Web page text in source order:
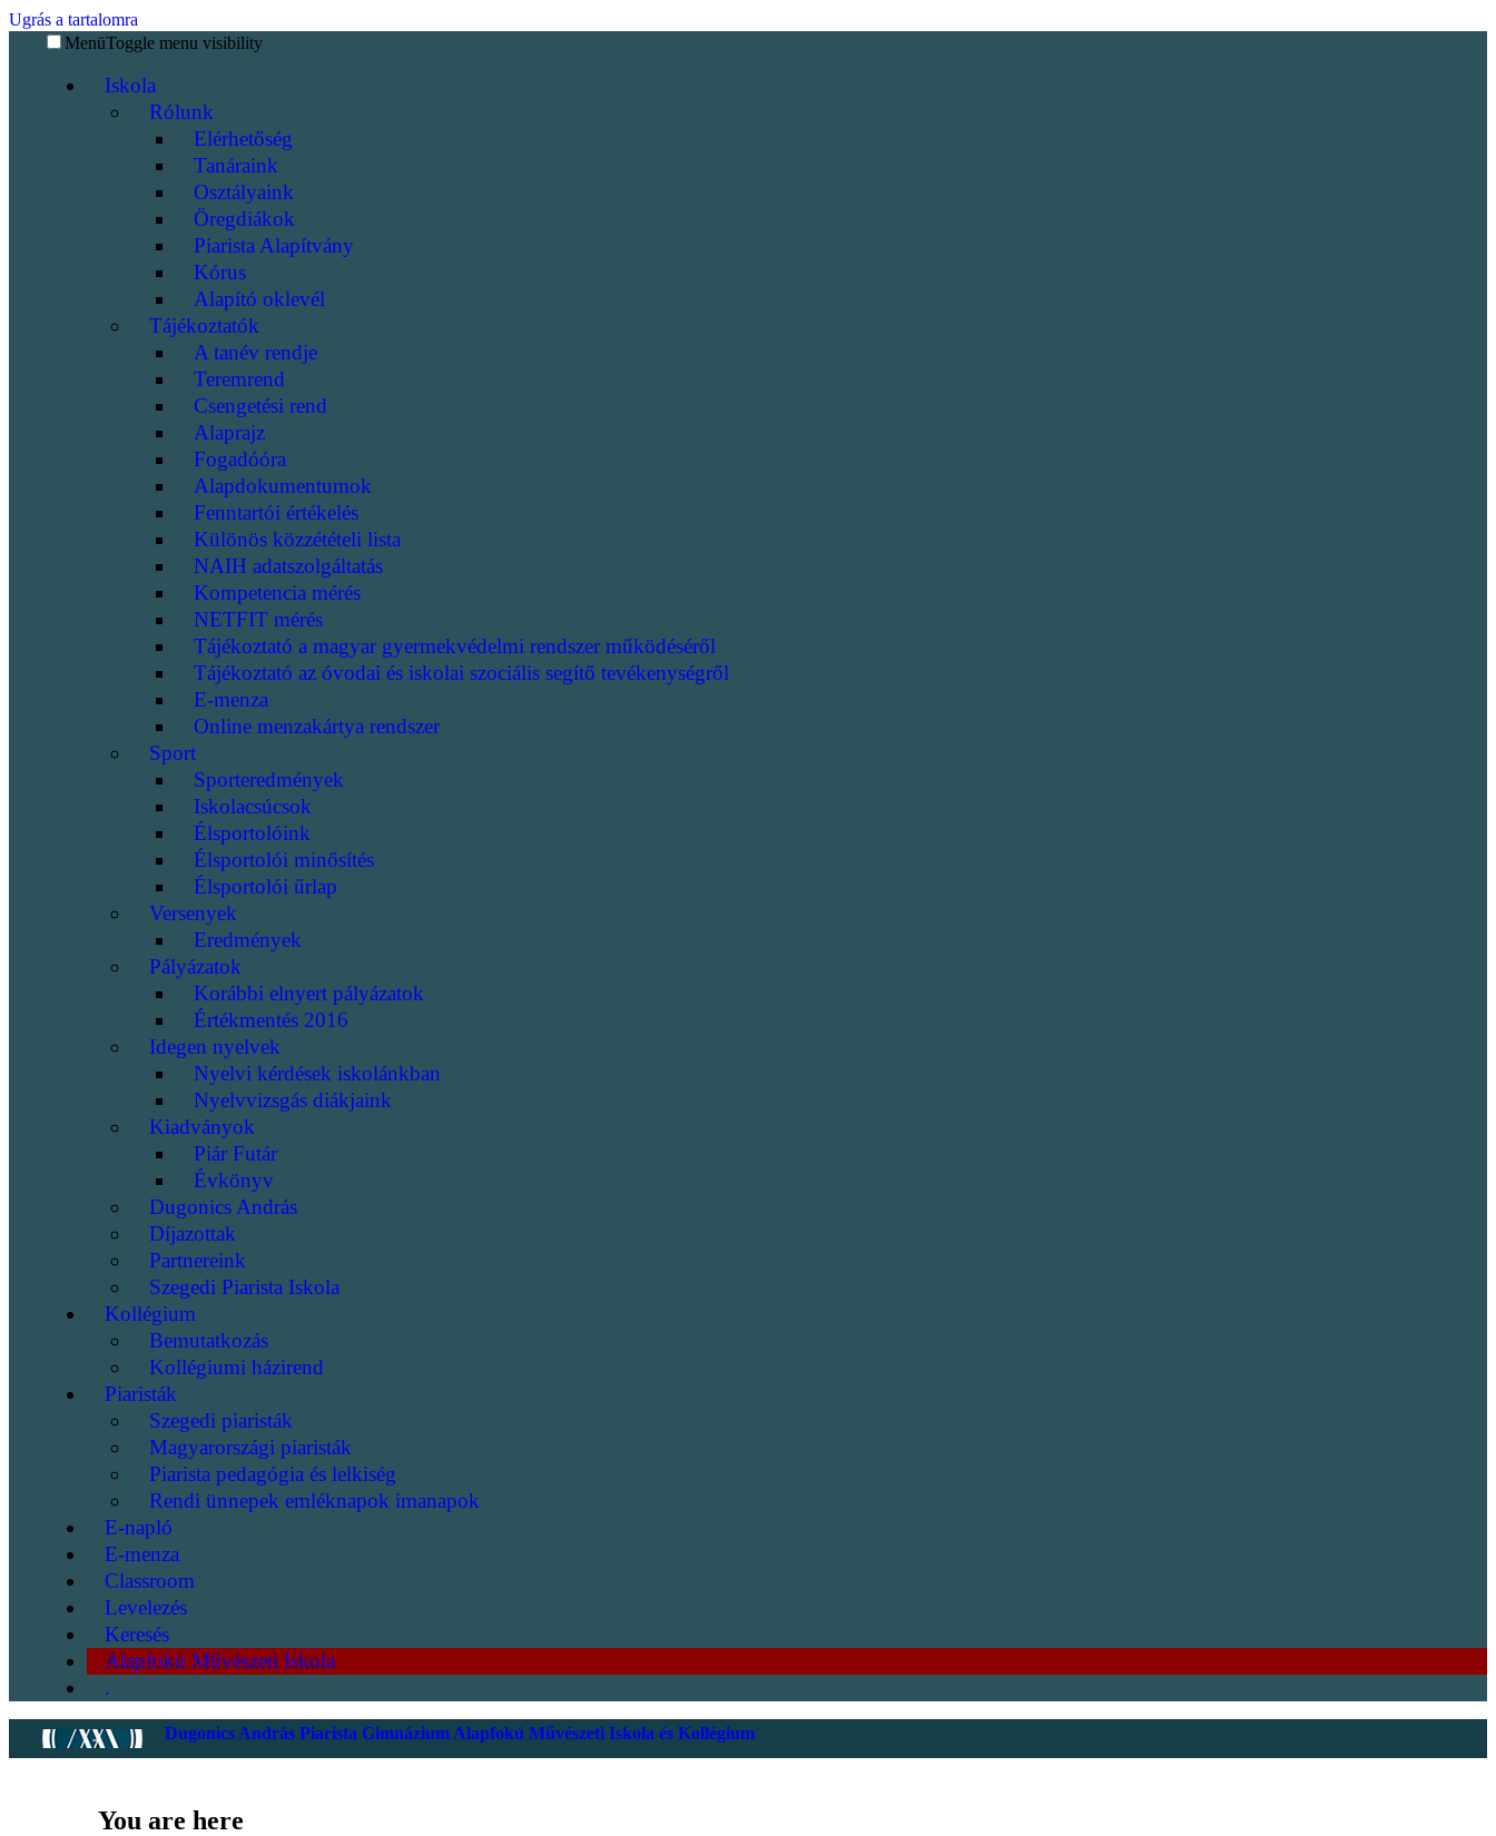
Ugrás a tartalomra
MenüToggle menu visibility
Iskola
Rólunk
Elérhetőség
Tanáraink
Osztályaink
Öregdiákok
Piarista Alapítvány
Kórus
Alapító oklevél
Tájékoztatók
A tanév rendje
Teremrend
Csengetési rend
Alaprajz
Fogadóóra
Alapdokumentumok
Fenntartói értékelés
Különös közzétételi lista
NAIH adatszolgáltatás
Kompetencia mérés
NETFIT mérés
Tájékoztató a magyar gyermekvédelmi rendszer működéséről
Tájékoztató az óvodai és iskolai szociális segítő tevékenységről
E-menza
Online menzakártya rendszer
Sport
Sporteredmények
Iskolacsúcsok
Élsportolóink
Élsportolói minősítés
Élsportolói űrlap
Versenyek
Eredmények
Pályázatok
Korábbi elnyert pályázatok
Értékmentés 2016
Idegen nyelvek
Nyelvi kérdések iskolánkban
Nyelvvizsgás diákjaink
Kiadványok
Piár Futár
Évkönyv
Dugonics András
Díjazottak
Partnereink
Szegedi Piarista Iskola
Kollégium
Bemutatkozás
Kollégiumi házirend
Piaristák
Szegedi piaristák
Magyarországi piaristák
Piarista pedagógia és lelkiség
Rendi ünnepek emléknapok imanapok
E-napló
E-menza
Classroom
Levelezés
Keresés
Alapfokú Művészeti Iskola
.
Dugonics András Piarista Gimnázium Alapfokú Művészeti Iskola és Kollégium
You are here